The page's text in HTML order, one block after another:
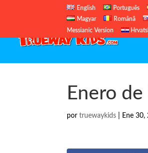
English Português
Magyar
Română
Messianic Version
Enero
portruewaykids Ene 30,